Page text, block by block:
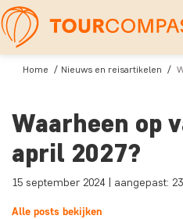
Home Nieuws en reisartikelen
Waarheen op
april 2027?
15 september 2024 | aangepast:
Alle posts bekijken